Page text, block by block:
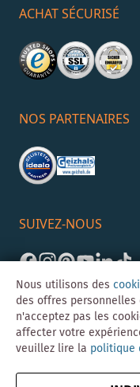
ACHAT SÉCURISÉ
NOS PARTENAIRES
SUIVEZ-NOUS
Nous utilisons des
des offres
n'acceptez pas les
affecter votre
veuillez lire la politique